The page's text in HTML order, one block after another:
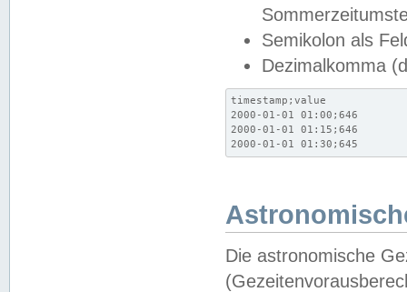
Semikolon als
Dezimalkomma
timestamp;value
2000-01-01 01:00;646
2000-01-01 01:15;646
2000-01-01 01:30;645
Die astronomische